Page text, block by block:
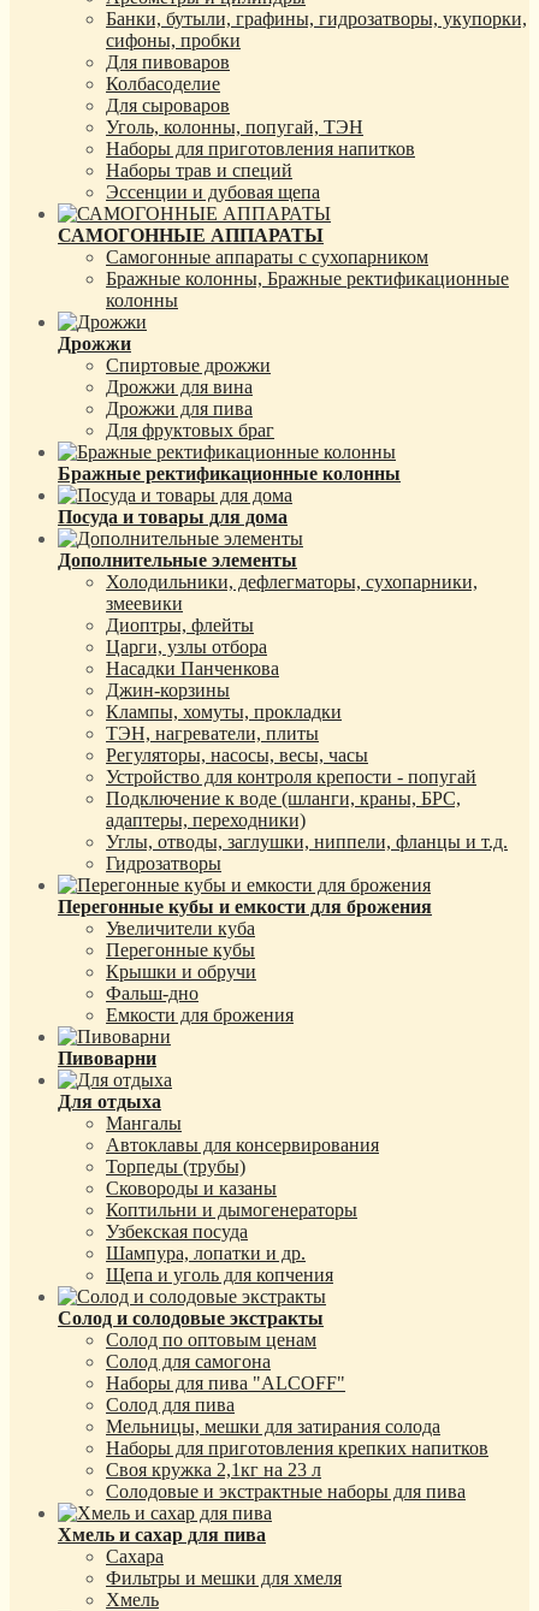
Банки, бутыли, графины, гидрозатворы, укупорки,
сифоны, пробки
Для пивоваров
Колбасоделие
Для сыроваров
Уголь, колонны, попугай, ТЭН
Наборы для приготовления напитков
Наборы трав и специй
Эссенции и дубовая щепа
САМОГОННЫЕ АППАРАТЫ
Самогонные аппараты с сухопарником
Бражные колонны, Бражные ректификационные
колонны
Дрожжи
Спиртовые дрожжи
Дрожжи для вина
Дрожжи для пива
Для фруктовых браг
Бражные ректификационные колонны
Посуда и товары для дома
Дополнительные элементы
Холодильники, дефлегматоры, сухопарники,
змеевики
Диоптры, флейты
Царги, узлы отбора
Насадки Панченкова
Джин-корзины
Клампы, хомуты, прокладки
ТЭН, нагреватели, плиты
Регуляторы, насосы, весы, часы
Устройство для контроля крепости - попугай
Подключение к воде (шланги, краны, БРС,
адаптеры, переходники)
Углы, отводы, заглушки, ниппели, фланцы и т.д.
Гидрозатворы
Перегонные кубы и емкости для брожения
Увеличители куба
Перегонные кубы
Крышки и обручи
Фальш-дно
Емкости для брожения
Пивоварни
Для отдыха
Мангалы
Автоклавы для консервирования
Торпеды (трубы)
Сковороды и казаны
Коптильни и дымогенераторы
Узбекская посуда
Шампура, лопатки и др.
Щепа и уголь для копчения
Солод и солодовые экстракты
Солод по оптовым ценам
Солод для самогона
Наборы для пива "ALCOFF"
Солод для пива
Мельницы, мешки для затирания солода
Наборы для приготовления крепких напитков
Своя кружка 2,1кг на 23 л
Солодовые и экстрактные наборы для пива
Хмель и сахар для пива
Сахара
Фильтры и мешки для хмеля
Хмель